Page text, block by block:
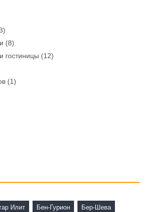
(8)
гостиницы (12)
(1)
Илит Бен-Гурион Бер-Шева